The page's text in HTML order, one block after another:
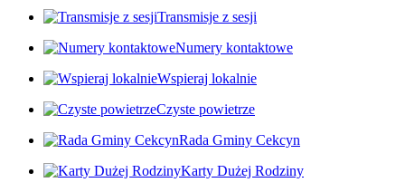
Transmisje z sesji
Numery kontaktowe
Wspieraj lokalnie
Czyste powietrze
Rada Gminy Cekcyn
Karty Dużej Rodziny